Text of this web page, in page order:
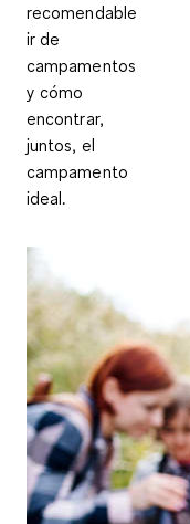
recomendable
ir de
campamentos
y cómo
encontrar,
juntos, el
campamento
ideal.